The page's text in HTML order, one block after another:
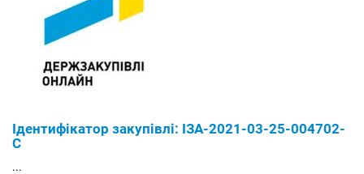
Ідентифікатор закупівлі: ІЗА-2021-03-25-004702-
С
...